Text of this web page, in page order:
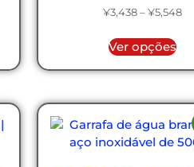
¥3,438 – ¥5,548
Ver opções